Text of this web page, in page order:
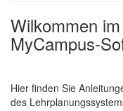
Wilkommen
MyCampus-
Hier finden Sie
des